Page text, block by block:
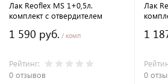
Лак Reoflex MS 1+0,5л.
комплект с отвердителем
1 590 руб. / комп
Рейтинг:
0 отзывов
Лак
1
0